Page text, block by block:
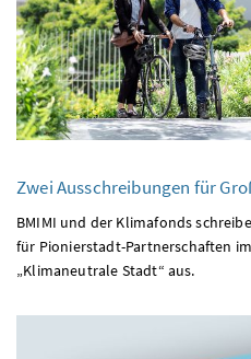
Zwei Ausschreibungen für
BMIMI und der Klimafonds
für Pionierstadt-Partnerschaften
„Klimaneutrale Stadt“ aus.